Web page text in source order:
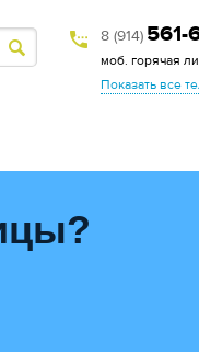
8 (914) 561-
моб. горячая
Показать все